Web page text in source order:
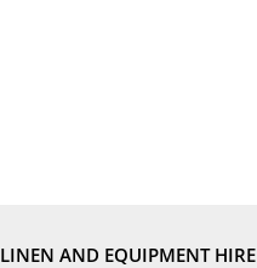
LINEN AND EQUIPMENT HIRE